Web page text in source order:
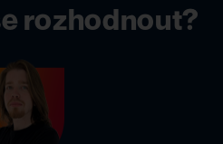
rozhodnout?